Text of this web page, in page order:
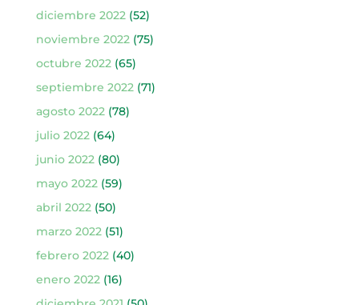
diciembre 2022(52)
noviembre 2022(75)
octubre 2022(65)
septiembre 2022(71)
agosto 2022(78)
julio 2022(64)
junio 2022(80)
mayo 2022(59)
abril 2022(50)
marzo 2022(51)
febrero 2022(40)
enero 2022(16)